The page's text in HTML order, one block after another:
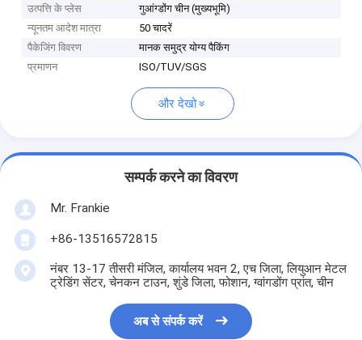
उत्पत्ति के प्लेस
गुआंग्डोंग चीन (मुख्यभूमि)
न्यूनतम आदेश मात्रा
50 चादरें
पैकेजिंग विवरण
मानक समुद्र योग्य पैकिंग
प्रमाणन
ISO/TUV/SGS
और देखो
सम्पर्क करने का विवरण
Mr. Frankie
+86-13516572815
नंबर 13-17 तीसरी मंजिल, कार्यालय भवन 2, एच जिला, लियुआन मेटल
ट्रेडिंग सेंटर, चेनकन टाउन, शुंडे जिला, फोशान, ग्वांगडोंग प्रांत, चीन
अब से संपर्क करें